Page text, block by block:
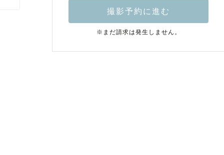
撮影予約に進む
※まだ請求は発生しません。